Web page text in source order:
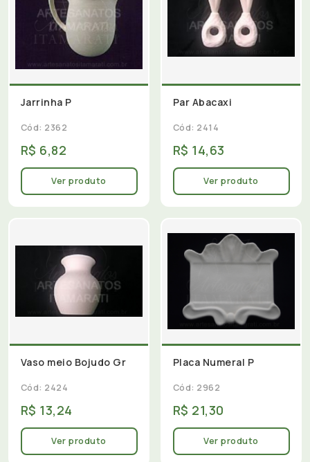
Jarrinha P
Cód: 2362
R$ 6,82
Ver produto
Par Abacaxi
Cód: 2414
R$ 14,63
Ver produto
Vaso meio Bojudo Gr
Cód: 2424
R$ 13,24
Ver produto
Placa Numeral P
Cód: 2962
R$ 21,30
Ver produto